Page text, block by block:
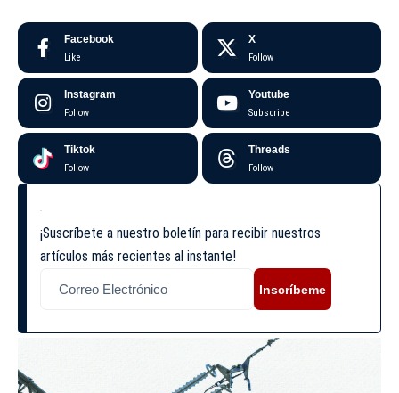
Facebook
Like
X
Follow
Instagram
Follow
Youtube
Subscribe
Tiktok
Follow
Threads
Follow
¡Suscríbete a nuestro boletín para recibir nuestros
artículos más recientes al instante!
Inscríbeme